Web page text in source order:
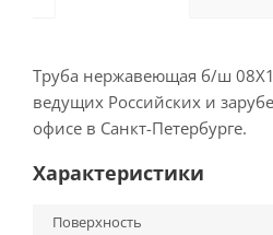
Труба нержавеющая б/ш
ведущих Российских и
офисе в Санкт-Петербурге.
Характеристики
Поверхность